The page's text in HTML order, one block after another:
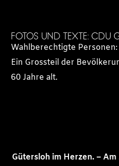
FOTOS UND TEXTE: CDU
Wahlberechtigte
Ein Grossteil der
60 Jahre alt.
Gütersloh im Herzen. –